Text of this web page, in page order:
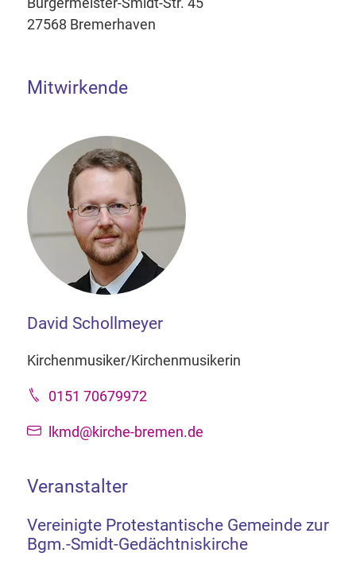
27568 Bremerhaven
Mitwirkende
David Schollmeyer
Kirchenmusiker/Kirchenmusikerin
0151 70679972
lkmd@kirche-bremen.de
Veranstalter
Vereinigte Protestantische Gemeinde zur
Bgm.-Smidt-Gedächtniskirche